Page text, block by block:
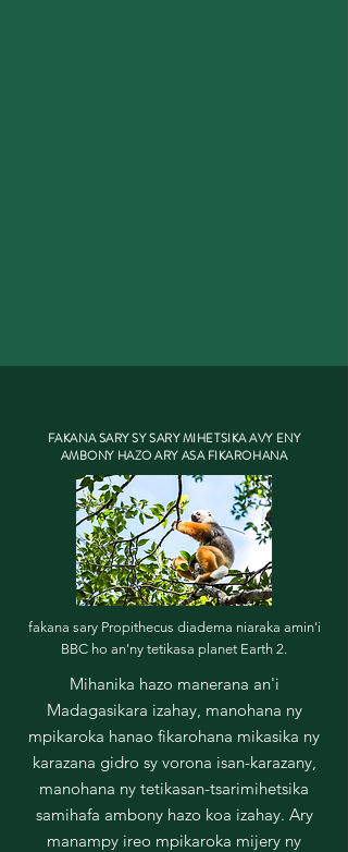
FAKANA SARY SY SARY MIHETSIKA AVY ENY
AMBONY HAZO ARY ASA FIKAROHANA
fakana sary Propithecus diadema niaraka amin'i
BBC ho an'ny tetikasa planet Earth 2.
Mihanika hazo manerana an'i
Madagasikara izahay, manohana ny
mpikaroka hanao fikarohana mikasika ny
karazana gidro sy vorona isan-karazany,
manohana ny tetikasan-tsarimihetsika
samihafa ambony hazo koa izahay. Ary
manampy ireo mpikaroka mijery ny